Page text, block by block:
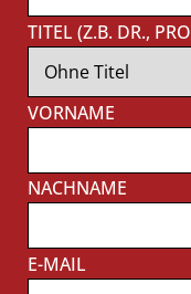
TITEL (Z.B. DR.,
VORNAME
NACHNAME
E-MAIL